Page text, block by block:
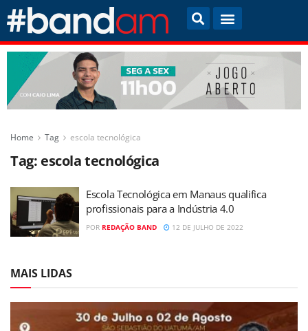
Home Tag escola tecnológica
Tag: escola tecnológica
Escola Tecnológica em Manaus qualifica
profissionais para a Indústria 4.0
POR REDAÇÃO BAND 12 DE JULHO DE 2022
MAIS LIDAS